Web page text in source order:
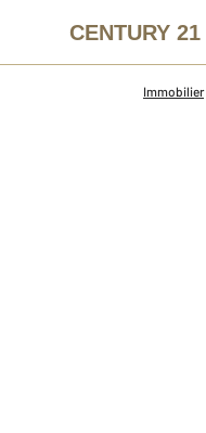
CENTURY 21
Immobilier